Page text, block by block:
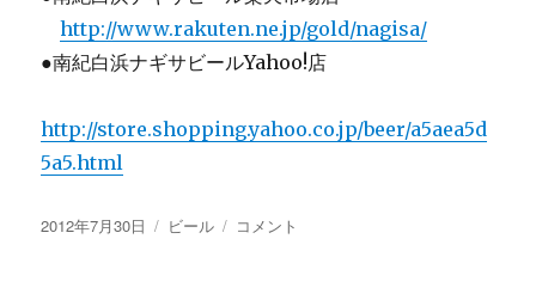
http://www.rakuten.ne.jp/gold/nagisa/
●南紀白浜ナギサビールYahoo!店
http://store.shopping.yahoo.co.jp/beer/a5aea5d
5a5.html
投
2012年7月30日
カ
ビール
【画
コメント